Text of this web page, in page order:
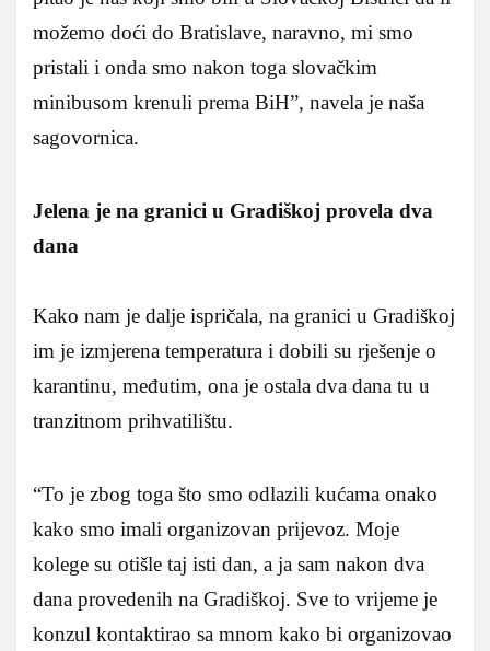
možemo doći do Bratislave, naravno, mi smo
pristali i onda smo nakon toga slovačkim
minibusom krenuli prema BiH”, navela je naša
sagovornica.
Jelena je na granici u Gradiškoj provela dva
dana
Kako nam je dalje ispričala, na granici u Gradiškoj
im je izmjerena temperatura i dobili su rješenje o
karantinu, međutim, ona je ostala dva dana tu u
tranzitnom prihvatilištu.
“To je zbog toga što smo odlazili kućama onako
kako smo imali organizovan prijevoz. Moje
kolege su otišle taj isti dan, a ja sam nakon dva
dana provedenih na Gradiškoj. Sve to vrijeme je
konzul kontaktirao sa mnom kako bi organizovao